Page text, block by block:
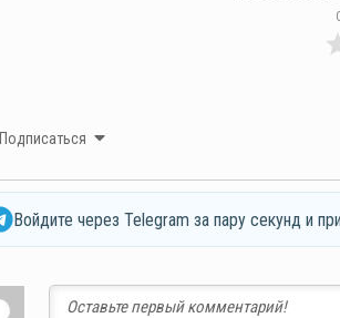
Подписаться
Войдите через Telegram за пару секунд и